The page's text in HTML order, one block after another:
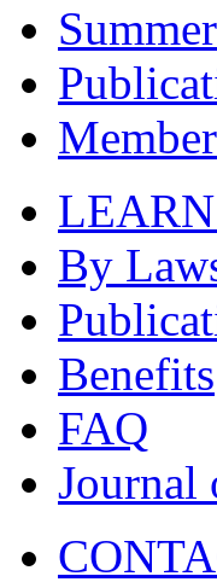
By
Benefits
FAQ
Journal